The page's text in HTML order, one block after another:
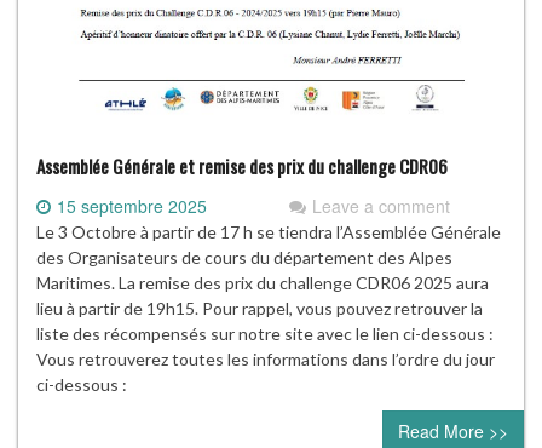
Assemblée Générale et remise des prix du challenge CDR06
15 septembre 2025 Leave a comment
Le 3 Octobre à partir de 17 h se tiendra l’Assemblée Générale
des Organisateurs de cours du département des Alpes
Maritimes. La remise des prix du challenge CDR06 2025 aura
lieu à partir de 19h15. Pour rappel, vous pouvez retrouver la
liste des récompensés sur notre site avec le lien ci-dessous :
Vous retrouverez toutes les informations dans l’ordre du jour
ci-dessous :
Read More >>